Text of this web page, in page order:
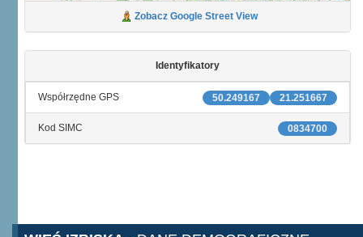
Zobacz Google Street View
Identyfikatory
21.251667
50.249167
Współrzędne GPS
0834700
Kod SIMC